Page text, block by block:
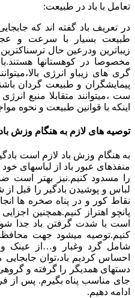
تعامل با باد در طبیعت:
در تعریف باد گفته اند که
طبیعت بسیار با سرعت و
زیباترین ودرعین حال
مخصوصا در کوهستانها
گری های زیباو انرژی
پیمایشگران و طبیعت گردان
ست ،میتوانند متقابلا منبع
اینکه با قوانین طبیعت و نحوه
توصیه های لازم به هنگام وزش باد
به هنگام وزش باد لازم است
منفذهای عبور باد از لباسهای
را مسدود کنیم.نیز بهتر است
لباس و پوشیدن بادگیر را قبل
نقاط کور و در پناه صخره ها
پانچو اهتراز کنیم.همچنین
است با شدت گرفتن باد جدا
کنیم.توصیه میشود جهت
شامل گرد وغبار و…از عینک و
احساس کردیم باد،توان جابجایی
دستهای همدیگر را گرفته و
جای مناسب پناه بگیرم. پس از
ادامه دهیم.